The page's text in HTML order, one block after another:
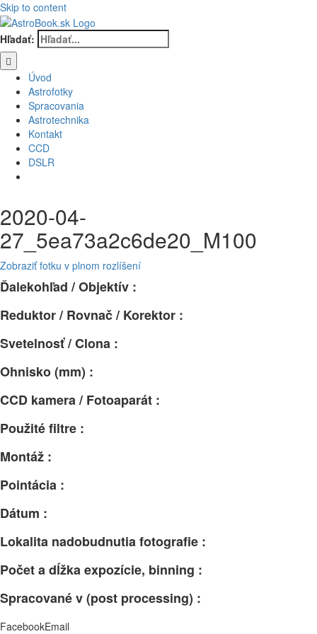
Skip to content
Hľadať:
Úvod
Astrofotky
Spracovania
Astrotechnika
Kontakt
CCD
DSLR
2020-04-
27_5ea73a2c6de20_M100
Zobraziť fotku v plnom rozlíšení
Ďalekohľad / Objektív :
Reduktor / Rovnač / Korektor :
Svetelnosť / Clona :
Ohnisko (mm) :
CCD kamera / Fotoaparát :
Použité filtre :
Montáž :
Pointácia :
Dátum :
Lokalita nadobudnutia fotografie :
Počet a dĺžka expozície, binning :
Spracované v (post processing) :
FacebookEmail